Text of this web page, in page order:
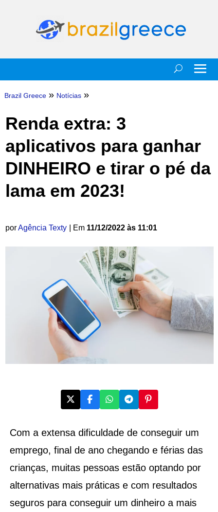
Brazil Greece » Notícias »
Renda extra: 3
aplicativos para ganhar
DINHEIRO e tirar o pé da
lama em 2023!
porAgência Texty | Em 11/12/2022 às 11:01
Com a extensa dificuldade de conseguir um
emprego, final de ano chegando e férias das
crianças, muitas pessoas estão optando por
alternativas mais práticas e com resultados
seguros para conseguir um dinheiro a mais